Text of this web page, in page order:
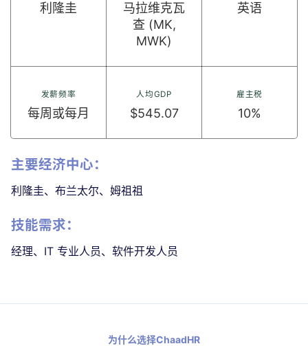
利隆圭
马拉维克瓦
查 (MK,
MWK)
英语
发薪频率
每周或每月
人均GDP
$545.07
雇主税
10%
主要经济中心：
利隆圭、布兰太尔、姆祖祖
技能需求：
经理、IT 专业人员、软件开发人员
为什么选择ChaadHR